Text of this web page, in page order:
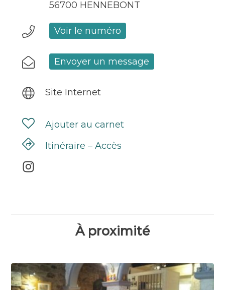
56700 HENNEBONT
Voir le numéro
Envoyer un message
Site Internet
Ajouter au carnet
Itinéraire – Accès
À proximité